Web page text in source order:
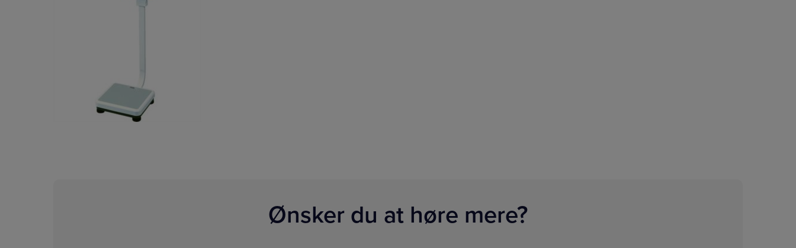
Ønsker du at høre mere?